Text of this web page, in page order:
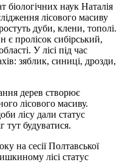
біологічних наук Наталія
лісового масиву
дуби, клени, тополі.
є пролісок сибірський,
У лісі під час
зяблик, синиці, дрозди,
дерев створює
лісового масиву.
лісу дали статус
тут будуватися.
на сесії Полтавської
лісі статус